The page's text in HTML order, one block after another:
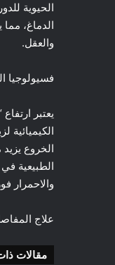
الدماغ،
والعقل.
فسيولوجيا
يعتبر
الخروع
الطبيعية
والاحمرار
علاج
مقالات